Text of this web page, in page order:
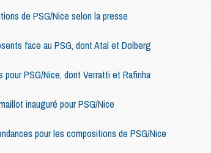
de PSG/Nice selon la presse
face au PSG, dont Atal et Dolberg
pour PSG/Nice, dont Verratti et Rafinha
inauguré pour PSG/Nice
pour les compositions de PSG/Nice